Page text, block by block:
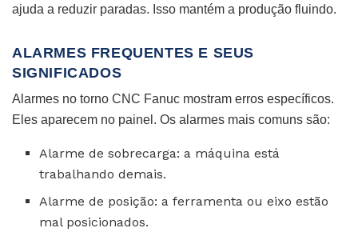
ajuda a reduzir paradas. Isso mantém a produção fluindo.
ALARMES FREQUENTES E SEUS
SIGNIFICADOS
Alarmes no torno CNC Fanuc mostram erros específicos.
Eles aparecem no painel. Os alarmes mais comuns são:
Alarme de sobrecarga: a máquina está
trabalhando demais.
Alarme de posição: a ferramenta ou eixo estão
mal posicionados.